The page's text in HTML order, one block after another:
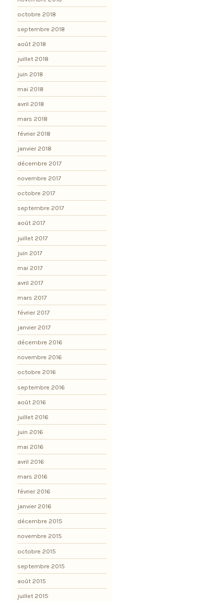
octobre 2018
septembre 2018
août 2018
juillet 2018
juin 2018
mai 2018
avril 2018
mars 2018
février 2018
janvier 2018
décembre 2017
novembre 2017
octobre 2017
septembre 2017
août 2017
juillet 2017
juin 2017
mai 2017
avril 2017
mars 2017
février 2017
janvier 2017
décembre 2016
novembre 2016
octobre 2016
septembre 2016
août 2016
juillet 2016
juin 2016
mai 2016
avril 2016
mars 2016
février 2016
janvier 2016
décembre 2015
novembre 2015
octobre 2015
septembre 2015
août 2015
juillet 2015